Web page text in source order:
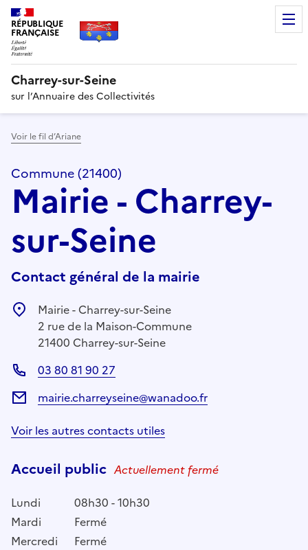
RÉPUBLIQUE
FRANÇAISE
Charrey-sur-Seine
sur l’Annuaire des Collectivités
Voir le fil d’Ariane
Commune (21400)
Mairie - Charrey-
sur-Seine
Contact général de la mairie
Mairie - Charrey-sur-Seine
2 rue de la Maison-Commune
21400 Charrey-sur-Seine
03 80 81 90 27
mairie.charreyseine@wanadoo.fr
Voir les autres contacts utiles
Accueil public Actuellement fermé
Lundi
08h30 - 10h30
Mardi
Fermé
Mercredi
Fermé